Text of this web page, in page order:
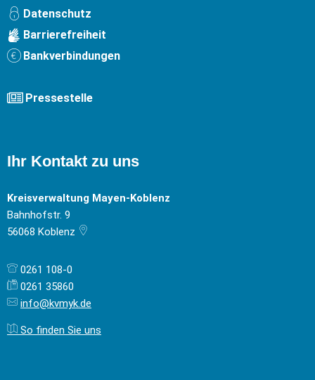
Datenschutz
Barrierefreiheit
Bankverbindungen
Pressestelle
Ihr Kontakt zu uns
Kreisverwaltung Mayen-Koblenz
Bahnhofstr. 9
56068 Koblenz
0261 108-0
0261 35860
info@kvmyk.de
So finden Sie uns